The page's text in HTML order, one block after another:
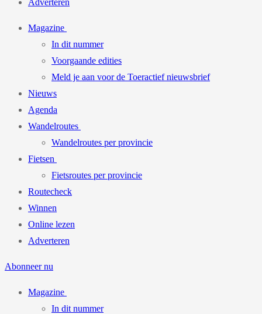
Adverteren
Magazine
In dit nummer
Voorgaande edities
Meld je aan voor de Toeractief nieuwsbrief
Nieuws
Agenda
Wandelroutes
Wandelroutes per provincie
Fietsen
Fietsroutes per provincie
Routecheck
Winnen
Online lezen
Adverteren
Abonneer nu
Magazine
In dit nummer